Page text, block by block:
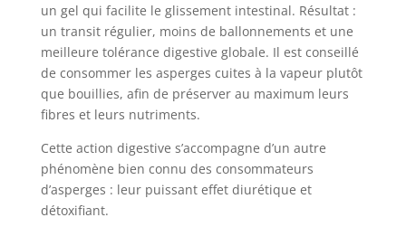
un gel qui facilite le glissement intestinal. Résultat :
un transit régulier, moins de ballonnements et une
meilleure tolérance digestive globale. Il est conseillé
de consommer les asperges cuites à la vapeur plutôt
que bouillies, afin de préserver au maximum leurs
fibres et leurs nutriments.
Cette action digestive s’accompagne d’un autre
phénomène bien connu des consommateurs
d’asperges : leur puissant effet diurétique et
détoxifiant.